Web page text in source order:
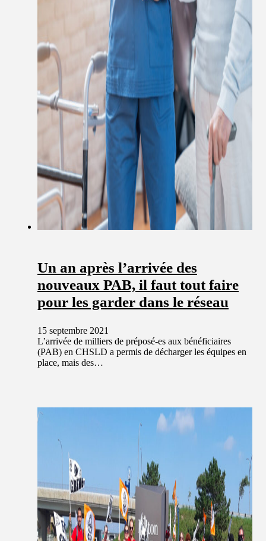
Un an après l’arrivée des
nouveaux PAB, il faut tout faire
pour les garder dans le réseau
15 septembre 2021
L’arrivée de milliers de préposé-es aux bénéficiaires
(PAB) en CHSLD a permis de décharger les équipes en
place, mais des…